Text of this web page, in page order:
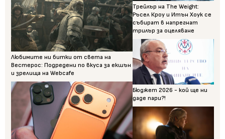
Любимите ни битки от света на
Вестерос: Подредени по вкуса за екшън
и зрелища на Webcafe
Трейлър на The Weight:
Ръсел Кроу и Итън Хоук се
събират в напрегнат
трилър за оцеляване
Бюджет 2026 - кой ще ни
даде пари?!